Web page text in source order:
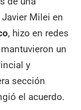
Milei en
, hizo en redes
un
y
sección
el acuerdo.